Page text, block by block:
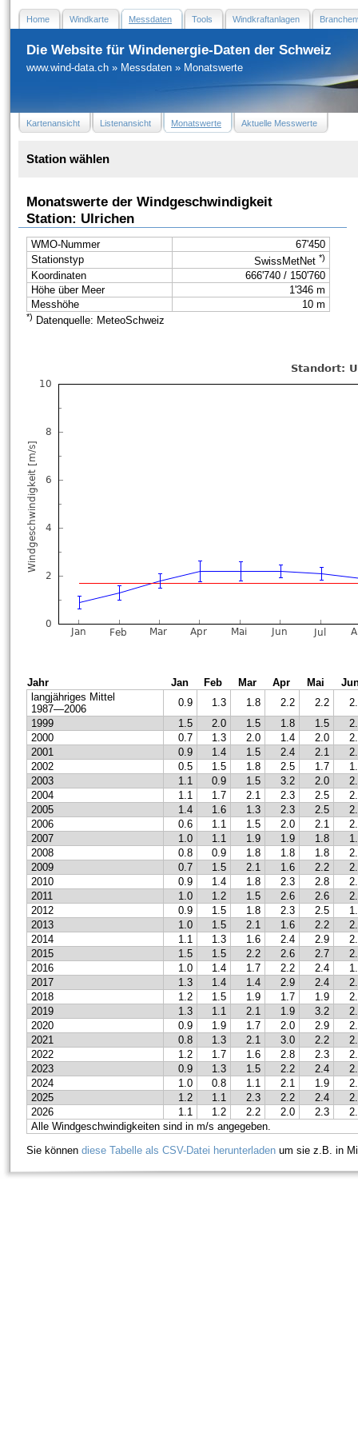
Home Windkarte Messdaten Tools Windkraftanlagen
Die Website für Windenergie-Daten der Schweiz
www.wind-data.ch » Messdaten » Monatswerte
Kartenansicht Listenansicht Monatswerte Aktuelle Messwerte
Station wählen
Monatswerte der Windgeschwindigkeit
Station: Ulrichen
WMO-Nummer
67'450
Stationstyp
SwissMetNet *)
Koordinaten
666'740 / 150'760
Höhe über Meer
1'346 m
Messhöhe
10 m
*) Datenquelle: MeteoSchweiz
Jahr Jan Feb Mar Apr Mai
langjähriges Mittel
1987—2006
0.9 1.3 1.8 2.2 2.2
1999
1.5 2.0 1.5 1.8 1.5
2000
0.7 1.3 2.0 1.4 2.0
2001
0.9 1.4 1.5 2.4 2.1
2002
0.5 1.5 1.8 2.5 1.7
2003
1.1 0.9 1.5 3.2 2.0
2004
1.1 1.7 2.1 2.3 2.5
2005
1.4 1.6 1.3 2.3 2.5
2006
0.6 1.1 1.5 2.0 2.1
2007
1.0 1.1 1.9 1.9 1.8
2008
0.8 0.9 1.8 1.8 1.8
2009
0.7 1.5 2.1 1.6 2.2
2010
0.9 1.4 1.8 2.3 2.8
2011
1.0 1.2 1.5 2.6 2.6
2012
0.9 1.5 1.8 2.3 2.5
2013
1.0 1.5 2.1 1.6 2.2
2014
1.1 1.3 1.6 2.4 2.9
2015
1.5 1.5 2.2 2.6 2.7
2016
1.0 1.4 1.7 2.2 2.4
2017
1.3 1.4 1.4 2.9 2.4
2018
1.2 1.5 1.9 1.7 1.9
2019
1.3 1.1 2.1 1.9 3.2
2020
0.9 1.9 1.7 2.0 2.9
2021
0.8 1.3 2.1 3.0 2.2
2022
1.2 1.7 1.6 2.8 2.3
2023
0.9 1.3 1.5 2.2 2.4
2024
1.0 0.8 1.1 2.1 1.9
2025
1.2 1.1 2.3 2.2 2.4
2026
1.1 1.2 2.2 2.0 2.3
Alle Windgeschwindigkeiten sind in m/s angegeben.
Sie können diese Tabelle als CSV-Datei herunterladen um sie z.B. in